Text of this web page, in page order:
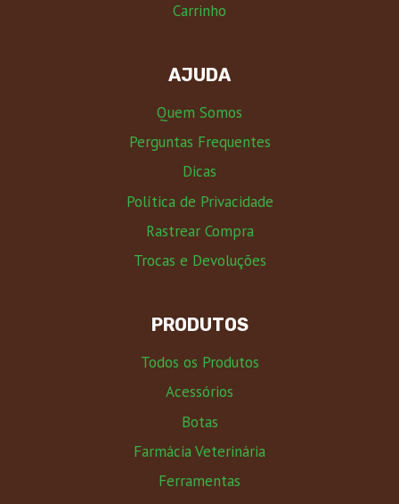
Carrinho
AJUDA
Quem Somos
Perguntas Frequentes
Dicas
Política de Privacidade
Rastrear Compra
Trocas e Devoluções
PRODUTOS
Todos os Produtos
Acessórios
Botas
Farmácia Veterinária
Ferramentas